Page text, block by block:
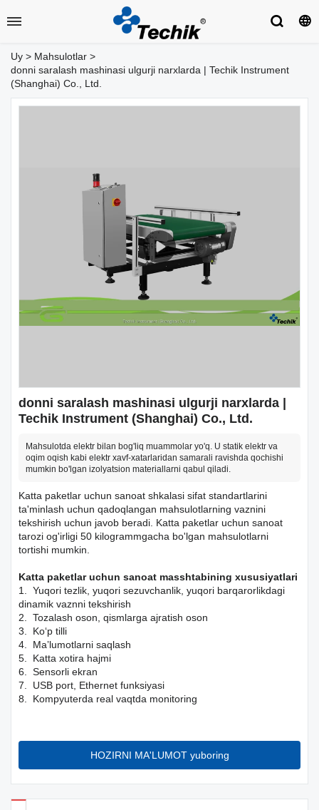
Uy > Mahsulotlar >
donni saralash mashinasi ulgurji narxlarda | Techik Instrument
(Shanghai) Co., Ltd.
donni saralash mashinasi ulgurji narxlarda |
Techik Instrument (Shanghai) Co., Ltd.
Mahsulotda elektr bilan bog'liq muammolar yo'q. U statik elektr va
oqim oqish kabi elektr xavf-xatarlaridan samarali ravishda qochishi
mumkin bo'lgan izolyatsion materiallarni qabul qiladi.
Katta paketlar uchun sanoat shkalasi sifat standartlarini
ta'minlash uchun qadoqlangan mahsulotlarning vaznini
tekshirish uchun javob beradi. Katta paketlar uchun sanoat
tarozi og'irligi 50 kilogrammgacha bo'lgan mahsulotlarni
tortishi mumkin.
Katta paketlar uchun sanoat masshtabining xususiyatlari
1. Yuqori tezlik, yuqori sezuvchanlik, yuqori barqarorlikdagi
dinamik vaznni tekshirish
2. Tozalash oson, qismlarga ajratish oson
3. Ko‘p tilli
4. Maʼlumotlarni saqlash
5. Katta xotira hajmi
6. Sensorli ekran
7. USB port, Ethernet funksiyasi
8. Kompyuterda real vaqtda monitoring
HOZIRNI MA'LUMOT yuboring